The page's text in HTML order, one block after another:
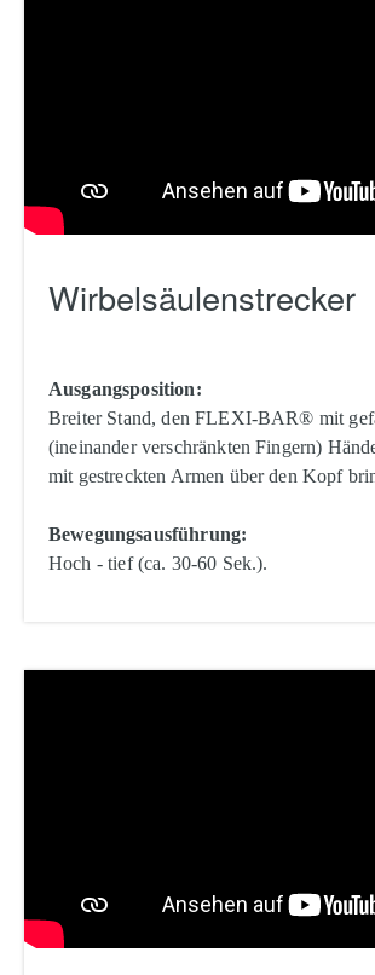
Wirbelsäulenstrecker
Ausgangsposition:
Breiter Stand, den FLEXI-BAR® mit
(ineinander verschränkten Fingern)
mit gestreckten Armen über den Kopf
Bewegungsausführung:
Hoch - tief (ca. 30-60 Sek.).